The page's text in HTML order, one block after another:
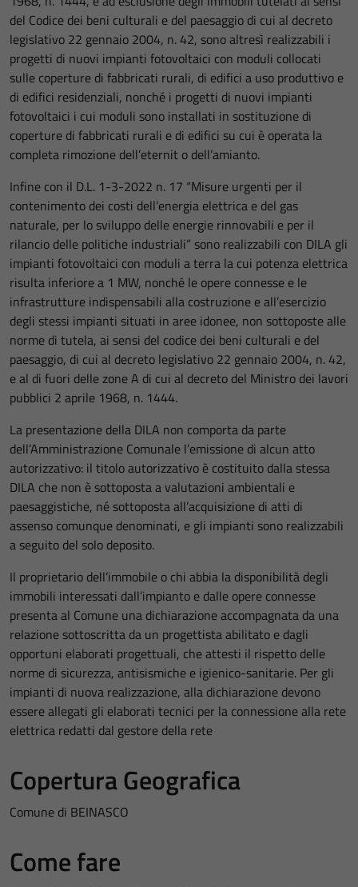
del Codice dei beni culturali e del paesaggio di cui al decreto
legislativo 22 gennaio 2004, n. 42, sono altresì realizzabili i
progetti di nuovi impianti fotovoltaici con moduli collocati
sulle coperture di fabbricati rurali, di edifici a uso produttivo e
di edifici residenziali, nonché i progetti di nuovi impianti
fotovoltaici i cui moduli sono installati in sostituzione di
coperture di fabbricati rurali e di edifici su cui è operata la
completa rimozione dell’eternit o dell’amianto.
Infine con il D.L. 1-3-2022 n. 17 “Misure urgenti per il
contenimento dei costi dell’energia elettrica e del gas
naturale, per lo sviluppo delle energie rinnovabili e per il
rilancio delle politiche industriali” sono realizzabili con DILA gli
impianti fotovoltaici con moduli a terra la cui potenza elettrica
risulta inferiore a 1 MW, nonché le opere connesse e le
infrastrutture indispensabili alla costruzione e all’esercizio
degli stessi impianti situati in aree idonee, non sottoposte alle
norme di tutela, ai sensi del codice dei beni culturali e del
paesaggio, di cui al decreto legislativo 22 gennaio 2004, n. 42,
e al di fuori delle zone A di cui al decreto del Ministro dei lavori
pubblici 2 aprile 1968, n. 1444.
La presentazione della DILA non comporta da parte
dell’Amministrazione Comunale l’emissione di alcun atto
autorizzativo: il titolo autorizzativo è costituito dalla stessa
DILA che non è sottoposta a valutazioni ambientali e
paesaggistiche, né sottoposta all’acquisizione di atti di
assenso comunque denominati, e gli impianti sono realizzabili
a seguito del solo deposito.
Il proprietario dell’immobile o chi abbia la disponibilità degli
immobili interessati dall’impianto e dalle opere connesse
presenta al Comune una dichiarazione accompagnata da una
relazione sottoscritta da un progettista abilitato e dagli
opportuni elaborati progettuali, che attesti il rispetto delle
norme di sicurezza, antisismiche e igienico-sanitarie. Per gli
impianti di nuova realizzazione, alla dichiarazione devono
essere allegati gli elaborati tecnici per la connessione alla rete
elettrica redatti dal gestore della rete
Copertura Geografica
Comune di BEINASCO
Come fare